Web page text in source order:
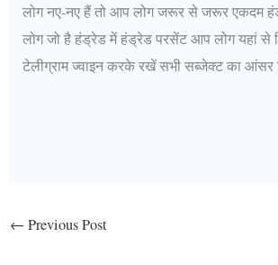
लोग नए-नए हैं तो आप लोग जरूर से जरूर एकदम
लोग जो है हंड्रेड में हंड्रेड परसेंट आप लोग यहां से
टेलीग्राम ज्वाइन करके रखें सभी सब्जेक्ट का आंसर
← Previous Post